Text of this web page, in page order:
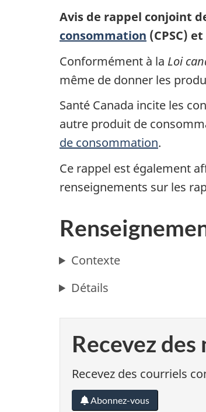
Avis de rappel conjoint
consommation (CPSC)
Conformément à la Loi
même de donner les
Santé Canada incite les
autre produit de
de consommation.
Ce rappel est également
renseignements sur les
Contexte
Détails
Recevez
Recevez des courriels
Abonnez-vous